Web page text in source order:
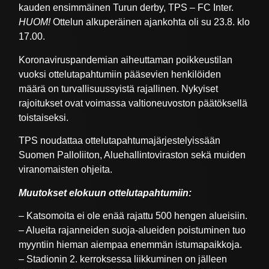
kauden ensimmäinen Turun derby, TPS – FC Inter.
HUOM!Ottelun alkuperäinen ajankohta oli su 23.8. klo
17.00.
Koronaviruspandemian aiheuttaman poikkeustilan
vuoksi ottelutapahtumiin pääsevien henkilöiden
määrä on turvallisuussyistä rajallinen. Nykyiset
rajoitukset ovat voimassa valtioneuvoston päätöksellä
toistaiseksi.
TPS noudattaa ottelutapahtumajärjestelyissään
Suomen Palloliiton, Aluehallintoviraston sekä muiden
viranomaisten ohjeita.
Muutokset elokuun ottelutapahtumiin:
– Katsomoita ei ole enää rajattu 500 hengen alueisiin.
– Alueita rajanneiden suoja-alueiden poistuminen tuo
myyntiin hieman aiempaa enemmän istumapaikkoja.
– Stadionin 2. kerroksessa liikkuminen on jälleen